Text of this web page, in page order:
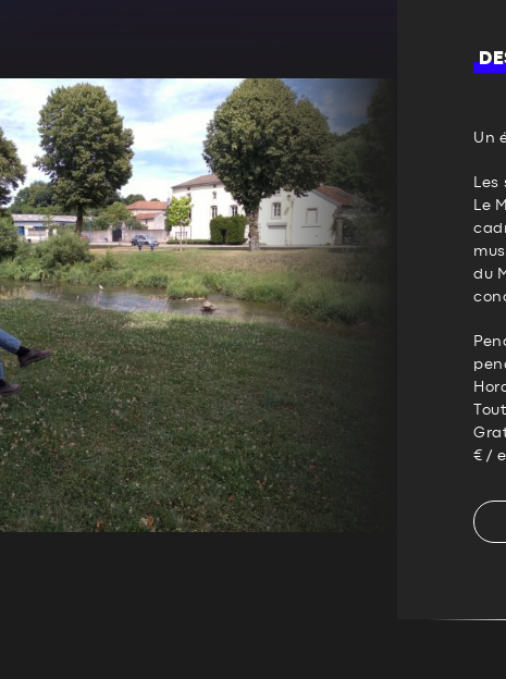
Un
Les
Le
du
€ /